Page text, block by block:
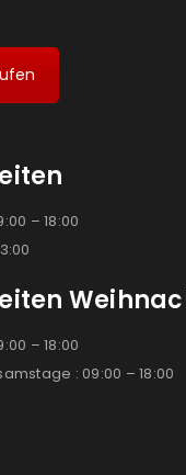
– 18:00
– 18:00
: 09:00 – 18:00